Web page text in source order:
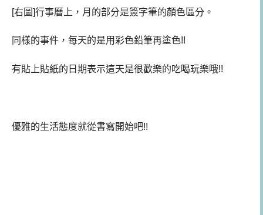
[右圖]行事曆上，月的部分是簽字筆的顏色區分。
同樣的事件，每天的是用彩色鉛筆再塗色!!
有貼上貼紙的日期表示這天是很歡樂的吃喝玩樂哦!!
優雅的生活態度就從書寫開始吧!!